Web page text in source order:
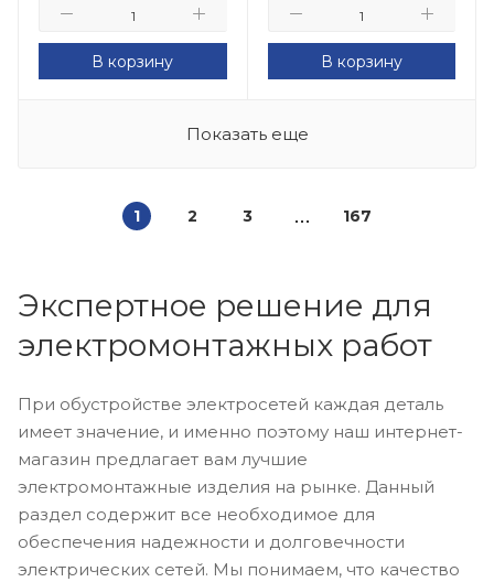
В корзину В корзину
Показать еще
1 2 3 167
Экспертное решение для
электромонтажных работ
При обустройстве электросетей каждая деталь
имеет значение, и именно поэтому наш интернет-
магазин предлагает вам лучшие
электромонтажные изделия на рынке. Данный
раздел содержит все необходимое для
обеспечения надежности и долговечности
электрических сетей. Мы понимаем, что качество